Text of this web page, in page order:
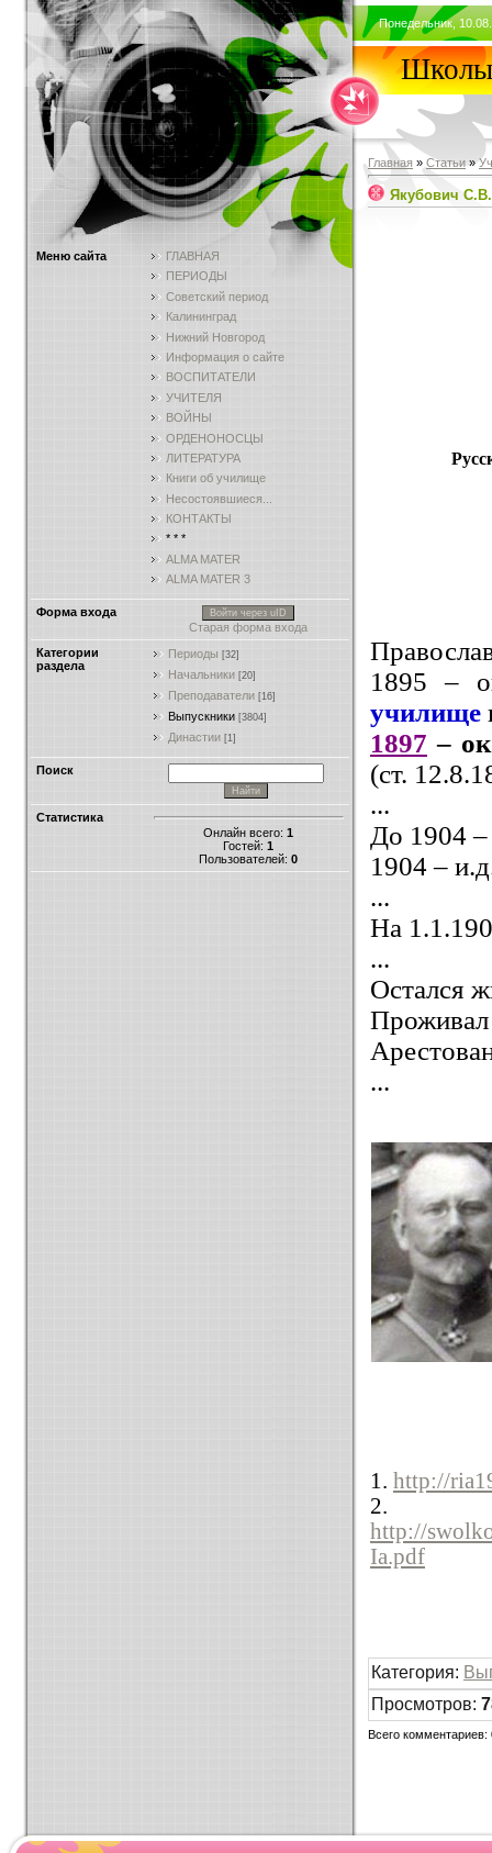
Меню сайта
ГЛАВНАЯ
ПЕРИОДЫ
Советский период
Калининград
Нижний Новгород
Информация о сайте
ВОСПИТАТЕЛИ
УЧИТЕЛЯ
ВОЙНЫ
ОРДЕНОНОСЦЫ
ЛИТЕРАТУРА
Книги об училище
Несостоявшиеся...
КОНТАКТЫ
* * *
ALMA MATER
ALMA MATER 3
Форма входа Войти через uID
Старая форма входа
Категории
раздела
Периоды [32]
Начальники [20]
Преподаватели [16]
Выпускники [3804]
Династии [1]
Поиск
Статистика
Онлайн всего: 1
Гостей: 1
Пользователей: 0
Понедельник,
Школы
Главная » Статьи »
Якубович С.В.
1895 –
училище
1897 –
(ст.
...
До 1904 –
1904 –
...
На
...
Остался
...
1. http://
2.
http://
Ia.pdf
Категория:
Просмотров:
Всего комментариев: